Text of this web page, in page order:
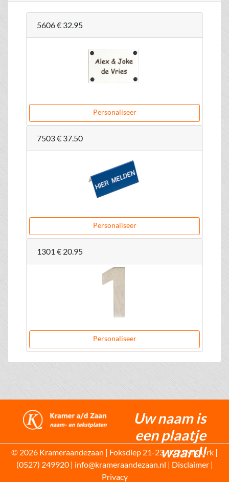
5606€ 32.95
Personaliseer
7503€ 37.50
Personaliseer
1301 € 20.95
Personaliseer
Uw naam is
een plaatje
waard!
© 2026 Krameraandezaan | Foksdiep 21-23, 8321MK Urk |
(0527) 249920 | info@krameraandezaan.nl | Disclaimer|
Privacy